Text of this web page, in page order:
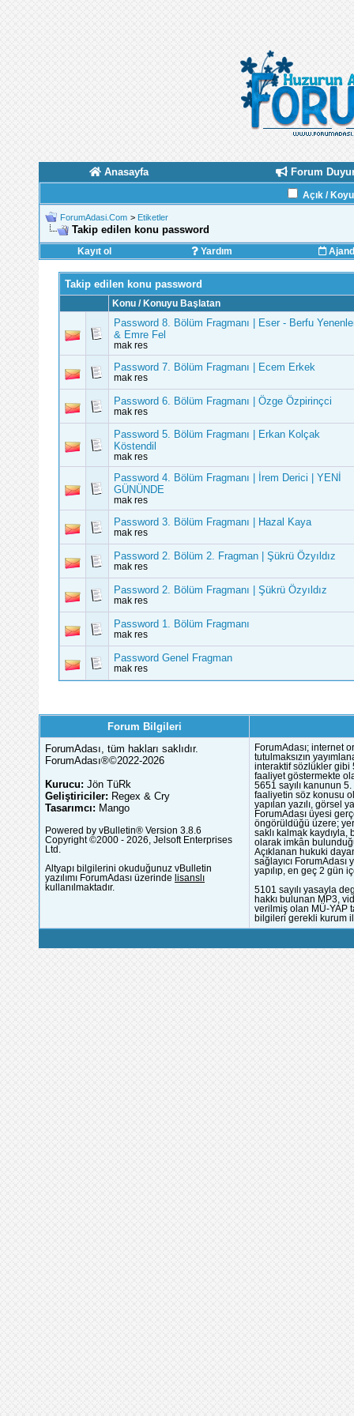
Anasayfa Forum
Açık /
ForumAdasi.Com > Etiketler
Takip edilen konu password
Kayıt ol Yardım
Takip edilen konu password
Konu / Konuyu Başlatan
Password 8. Bölüm Fragmanı | Eser - Berfu
& Emre Fel
mak res
Password 7. Bölüm Fragmanı | Ecem Erkek
mak res
Password 6. Bölüm Fragmanı | Özge Özpirinçci
mak res
Password 5. Bölüm Fragmanı | Erkan Kolçak
Köstendil
mak res
Password 4. Bölüm Fragmanı | İrem Derici | YENİ
GÜNÜNDE
mak res
Password 3. Bölüm Fragmanı | Hazal Kaya ‪
mak res
Password 2. Bölüm 2. Fragman | Şükrü Özyıldız
mak res
Password 2. Bölüm Fragmanı | Şükrü Özyıldız
mak res
Password 1. Bölüm Fragmanı ‪
mak res
Password Genel Fragman
mak res
Forum Bilgileri
ForumAdası, tüm hakları saklıdır.
ForumAdası®©2022-2026
Kurucu: Jön TüRk
Geliştiriciler: Regex & Cry
Tasarımcı: Mango
Powered by vBulletin® Version 3.8.6
Copyright ©2000 - 2026, Jelsoft Enterprises
Ltd.
Altyapı bilgilerini okuduğunuz vBulletin
yazılımı ForumAdası üzerinde lisanslı
kullanılmaktadır.
ForumAdası; internet
tutulmaksızın
interaktif sözlükler gibi
faaliyet göstermekte
5651 sayılı kanunun
faaliyetin söz konusu
yapılan yazılı, görsel
ForumAdası üyesi
öngörüldüğü üzere;
saklı kalmak
olarak imkân
Açıklanan hukuki
sağlayıcı
yapılıp, en geç 2 gün
5101 sayılı yasayla
hakkı bulunan MP3,
verilmiş olan MÜ-YAP
bilgileri gerekli kurum